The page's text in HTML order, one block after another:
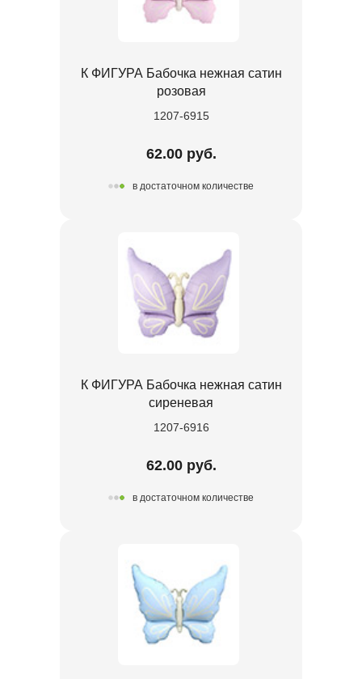
К ФИГУРА Бабочка нежная сатин
розовая
1207-6915
62.00 руб.
в достаточном количестве
К ФИГУРА Бабочка нежная сатин
сиреневая
1207-6916
62.00 руб.
в достаточном количестве